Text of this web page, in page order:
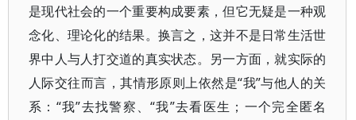
是现代社会的一个重要构成要素，但它无疑是一种观
念化、理论化的结果。换言之，这并不是日常生活世
界中人与人打交道的真实状态。另一方面，就实际的
人际交往而言，其情形原则上依然是“我”与他人的关
系：“我”去找警察、“我”去看医生；一个完全匿名